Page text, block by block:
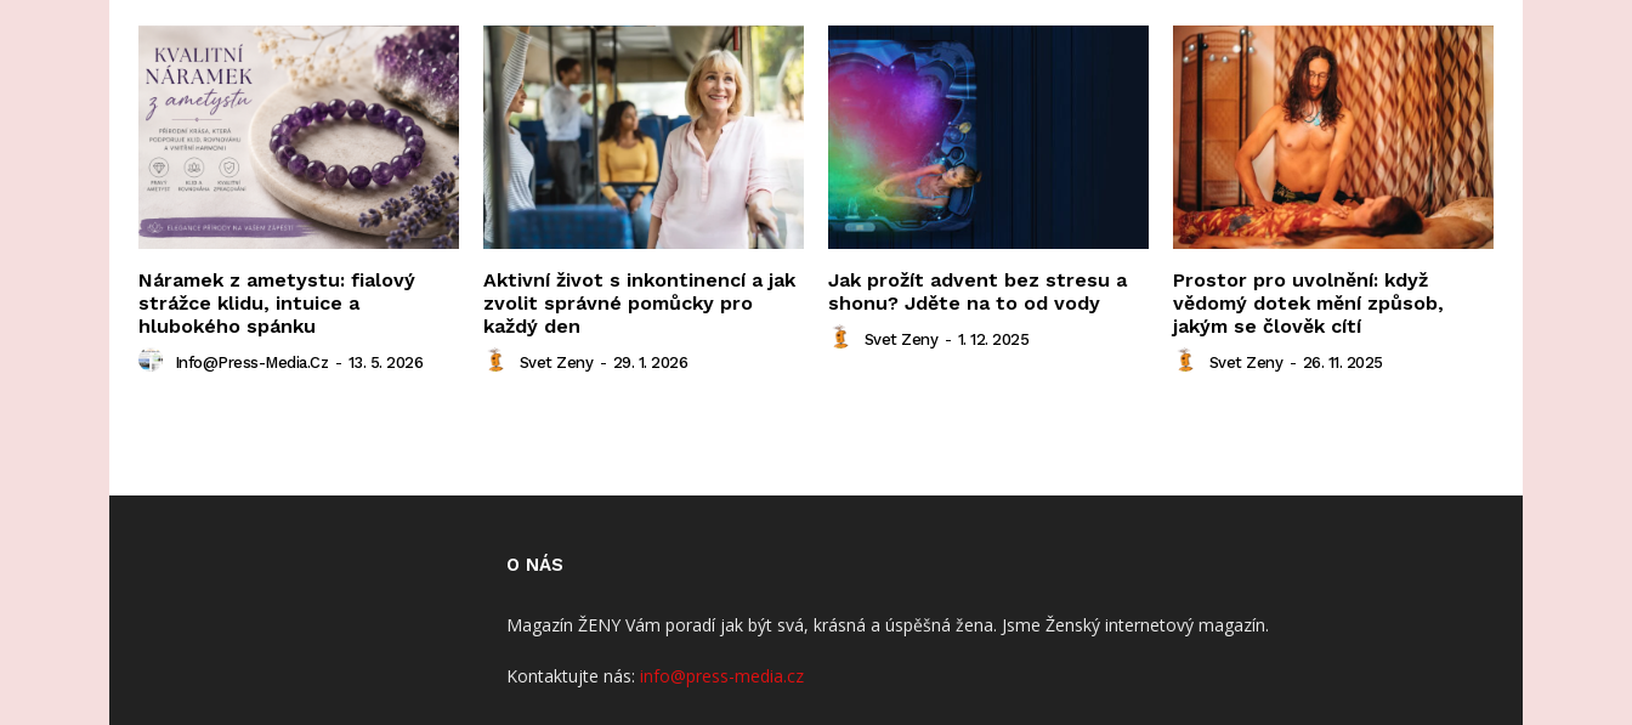
Náramek z ametystu: fialový
strážce klidu, intuice a
hlubokého spánku
Info@press-Media.cz - 13. 5. 2026
Aktivní život s inkontinencí a jak
zvolit správné pomůcky pro
každý den
Svet Zeny - 29. 1. 2026
Jak prožít advent bez stresu a
shonu? Jděte na to od vody
Svet Zeny - 1. 12. 2025
Prostor pro uvolnění: když
vědomý dotek mění způsob,
jakým se člověk cítí
Svet Zeny - 26. 11. 2025
O NÁS
Magazín ŽENY Vám poradí jak být svá, krásná a úspěšná žena. Jsme Ženský internetový magazín.
Kontaktujte nás: info@press-media.cz